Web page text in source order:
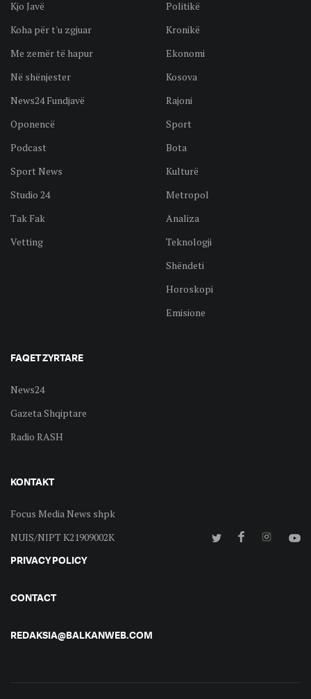
Kjo Javë
Koha për t'u zgjuar
Me zemër të hapur
Në shënjester
News24 Fundjavë
Oponencë
Podcast
Sport News
Studio 24
Tak Fak
Vetting
Politikë
Kronikë
Ekonomi
Kosova
Rajoni
Sport
Bota
Kulturë
Metropol
Analiza
Teknologji
Shëndeti
Horoskopi
Emisione
FAQET ZYRTARE
News24
Gazeta Shqiptare
Radio RASH
KONTAKT
Focus Media News shpk
NUIS/NIPT K21909002K
PRIVACY POLICY
CONTACT
REDAKSIA@BALKANWEB.COM